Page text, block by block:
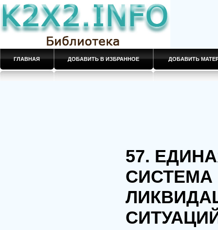
ГЛАВНАЯ ДОБАВИТЬ В ИЗБРАННОЕ ДОБАВИТЬ
57.
СИСТЕМА